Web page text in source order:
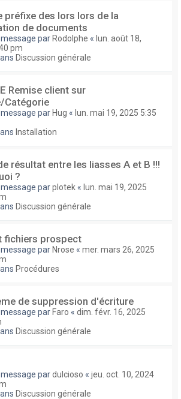
préfixe des lors lors de la
de documents
message par Rodolphe « lun. août 18,
pm
Discussion générale
Remise client sur
Catégorie
message par Hug « lun. mai 19, 2025 5:35
Installation
résultat entre les liasses A et B !!!
?
message parplotek « lun. mai 19, 2025
Discussion générale
fichiers prospect
message par Nrose « mer. mars 26, 2025
Procédures
de suppression d'écriture
message par Faro « dim. févr. 16, 2025
Discussion générale
message pardulcioso « jeu. oct. 10, 2024
Discussion générale